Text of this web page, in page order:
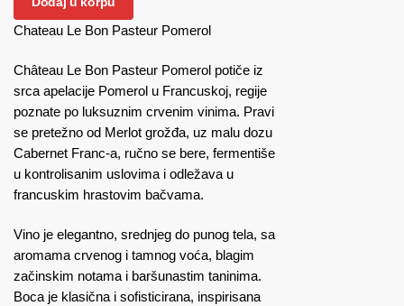
Chateau Le Bon Pasteur Pomerol
Château Le Bon Pasteur Pomerol potiče iz
srca apelacije Pomerol u Francuskoj, regije
poznate po luksuznim crvenim vinima. Pravi
se pretežno od Merlot grožđa, uz malu dozu
Cabernet Franc-a, ručno se bere, fermentiše
u kontrolisanim uslovima i odležava u
francuskim hrastovim bačvama.
Vino je elegantno, srednjeg do punog tela, sa
aromama crvenog i tamnog voća, blagim
začinskim notama i baršunastim taninima.
Boca je klasična i sofisticirana, inspirisana